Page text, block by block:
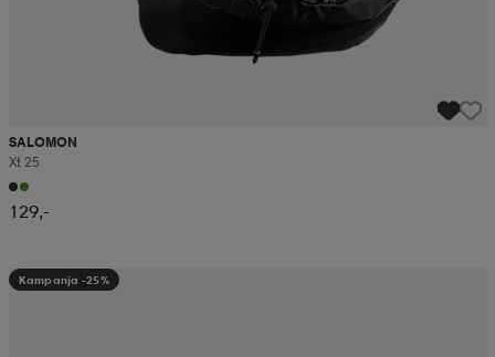
SALOMON
Xt 25
129,-
Kampanja -25%